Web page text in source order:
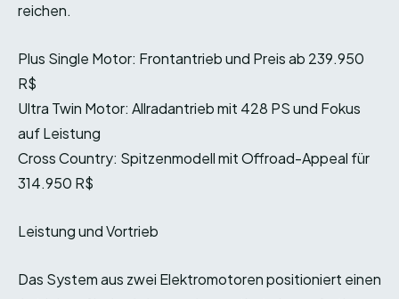
reichen.
Plus Single Motor: Frontantrieb und Preis ab 239.950
R$
Ultra Twin Motor: Allradantrieb mit 428 PS und Fokus
auf Leistung
Cross Country: Spitzenmodell mit Offroad-Appeal für
314.950 R$
Leistung und Vortrieb
Das System aus zwei Elektromotoren positioniert einen